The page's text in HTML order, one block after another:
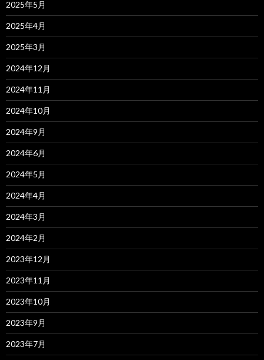
2025年5月
2025年4月
2025年3月
2024年12月
2024年11月
2024年10月
2024年9月
2024年6月
2024年5月
2024年4月
2024年3月
2024年2月
2023年12月
2023年11月
2023年10月
2023年9月
2023年7月